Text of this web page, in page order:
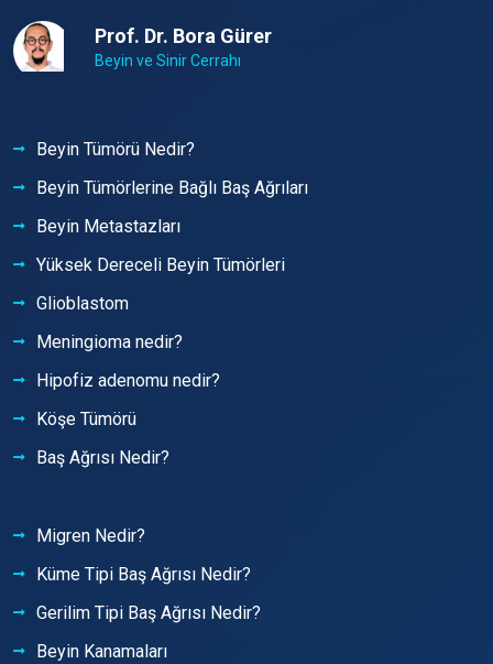
Prof. Dr. Bora Gürer
Beyin ve Sinir Cerrahı
Beyin Tümörü Nedir?
Beyin Tümörlerine Bağlı Baş Ağrıları
Beyin Metastazları
Yüksek Dereceli Beyin Tümörleri
Glioblastom
Meningioma nedir?
Hipofiz adenomu nedir?
Köşe Tümörü
Baş Ağrısı Nedir?
Migren Nedir?
Küme Tipi Baş Ağrısı Nedir?
Gerilim Tipi Baş Ağrısı Nedir?
Beyin Kanamaları